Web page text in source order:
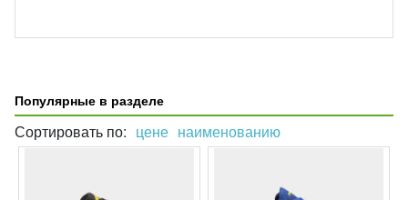
Популярные в разделе
Сортировать по: цене наименованию